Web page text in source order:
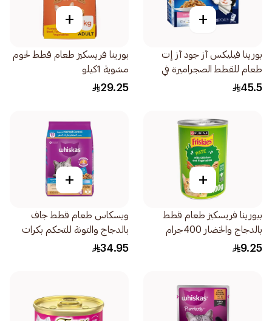
+
بورينا فيليكس آز جود آز إت
طعام للقطط الصجراميرة في
45.5
+
بورينا فريسكيز طعام قطط لحوم
مشوية 1كيلو
29.25
+
بيورينا فريسكيز طعام قطط
بالدجاج والخضار 400جرام
9.25
+
ويسكاس طعام قطط جاف
بالدجاج والتونة للتحكم بكرات
الشعر 1.1كيلو
34.95